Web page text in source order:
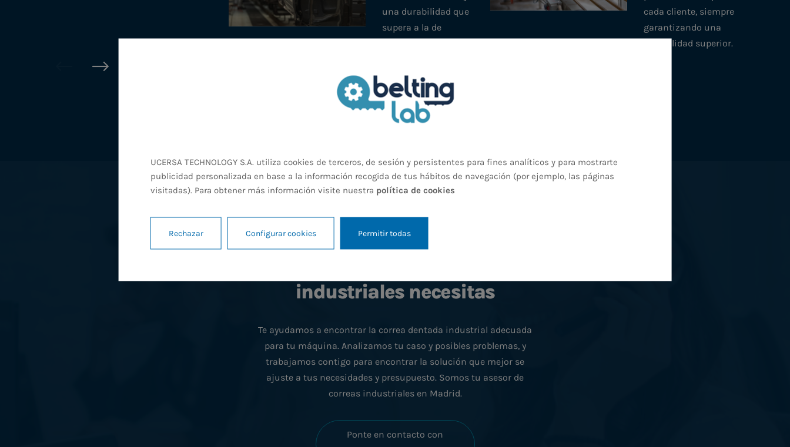
una durabilidad que
supera a la de
cada cliente, siempre
garantizando una
durabilidad superior.
industriales necesitas
Te ayudamos a encontrar la correa dentada industrial adecuada
para tu máquina. Analizamos tu caso y posibles problemas, y
trabajamos contigo para encontrar la solución que mejor se
ajuste a tus necesidades y presupuesto. Somos tu asesor de
correas industriales en Madrid.
Ponte en contacto con
UCERSA TECHNOLOGY S.A. utiliza cookies de terceros, de sesión y persistentes para fines analíticos y para mostrarte
publicidad personalizada en base a la información recogida de tus hábitos de navegación (por ejemplo, las páginas
visitadas). Para obtener más información visite nuestra política de cookies
Rechazar Configurar cookies Permitir todas